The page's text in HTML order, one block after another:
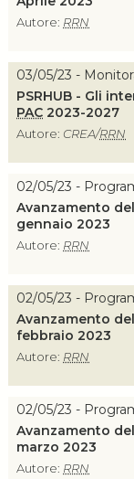
Autore: RRN
03/05/23 -
PSRHUB - Gli
PAC 2023-2027
Autore: CREA/RRN
02/05/23 -
Avanzamento
gennaio 2023
Autore: RRN
02/05/23 -
Avanzamento
febbraio 2023
Autore: RRN
02/05/23 -
Avanzamento
marzo 2023
Autore: RRN